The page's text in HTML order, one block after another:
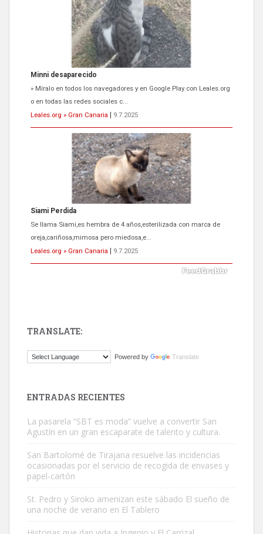
Minni desaparecido
» Míralo en todos los navegadores y en Google Play con Leales.org
o en todas las redes sociales c...
Leales.org » Gran Canaria
9.7.2025
Siami Perdida
Se llama Siami,es hembra de 4 años,esterilizada con marca de
oreja,cariñosa,mimosa pero miedosa,e...
Leales.org » Gran Canaria
9.7.2025
El ayuntamiento se va a llevar a Los Gatos callejeros de la zona los
Gato manso encontrado
Este gato macho ha aparecido en la calle hace menos de un mes,
es muy manso y extremadamente cari...
TRANSLATE:
Powered by Translate
ENTRADAS RECIENTES
La pasarela “SBT es moda” vuelve a convertir San
Agustín en un gran escaparate de talento y cultura.
San Bartolomé de Tirajana resuelve las incidencias
ocasionadas por el servicio de recogida de envases y
papel-cartón
St. Pedro y Siroko amenizan este sábado El sueño de
una noche de verano en El Tablero